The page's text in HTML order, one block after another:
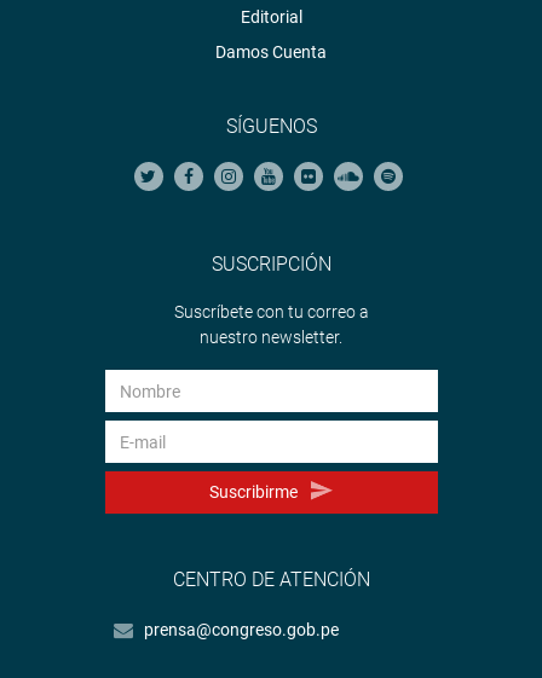
Editorial
Damos Cuenta
SÍGUENOS
SUSCRIPCIÓN
Suscríbete con tu correo a
nuestro newsletter.
Suscribirme
CENTRO DE ATENCIÓN
prensa@congreso.gob.pe